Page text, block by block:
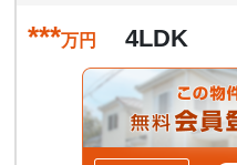
***万円 4LDK